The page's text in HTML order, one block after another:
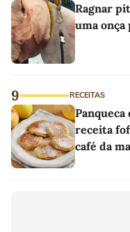
Ragnar
uma onça
9 RECEITAS
Panqueca
receita
café da